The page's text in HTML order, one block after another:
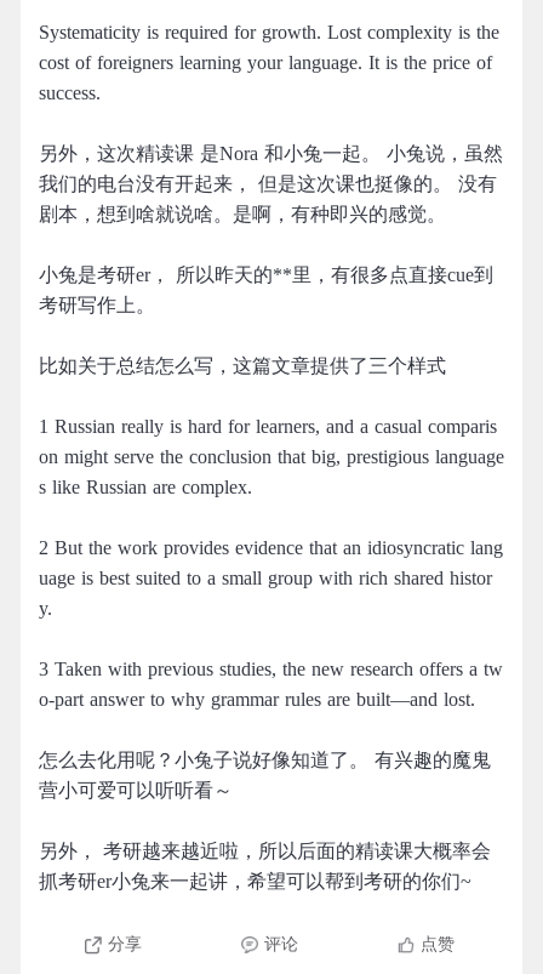
Systematicity is required for growth. Lost complexity is the
cost of foreigners learning your language. It is the price of
success.
另外，这次精读课 是Nora 和小兔一起。 小兔说，虽然
我们的电台没有开起来， 但是这次课也挺像的。 没有
剧本，想到啥就说啥。是啊，有种即兴的感觉。
小兔是考研er， 所以昨天的**里，有很多点直接cue到
考研写作上。
比如关于总结怎么写，这篇文章提供了三个样式
1 Russian really is hard for learners, and a casual comparis
on might serve the conclusion that big, prestigious language
s like Russian are complex.
2 But the work provides evidence that an idiosyncratic lang
uage is best suited to a small group with rich shared histor
y.
3 Taken with previous studies, the new research offers a tw
o-part answer to why grammar rules are built—and lost.
怎么去化用呢？小兔子说好像知道了。 有兴趣的魔鬼
营小可爱可以听听看～
另外， 考研越来越近啦，所以后面的精读课大概率会
抓考研er小兔来一起讲，希望可以帮到考研的你们~
分享 评论 点赞